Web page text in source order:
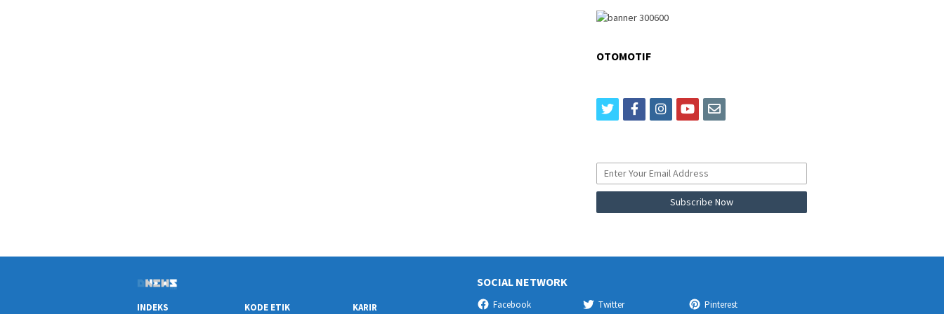
OTOMOTIF
twitterfacebookinstagram
youtubeemail
INDEKS KODE ETIK KARIR
SOCIAL NETWORK
Facebook Twitter Pinterest